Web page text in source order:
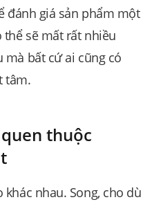
đánh giá sản phẩm một
thể sẽ mất rất nhiều
mà bất cứ ai cũng có
tâm.
thuộc
nhau. Song, cho dù